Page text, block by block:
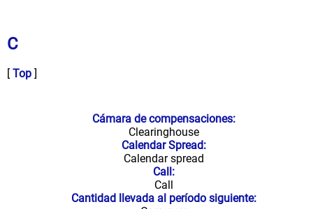
C
[ Top ]
Cámara de compensaciones:
Clearinghouse
Calendar Spread:
Calendar spread
Call:
Call
Cantidad llevada al período siguiente: